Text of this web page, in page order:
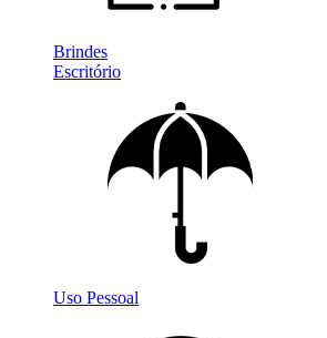
Brindes
Escritório
Uso Pessoal